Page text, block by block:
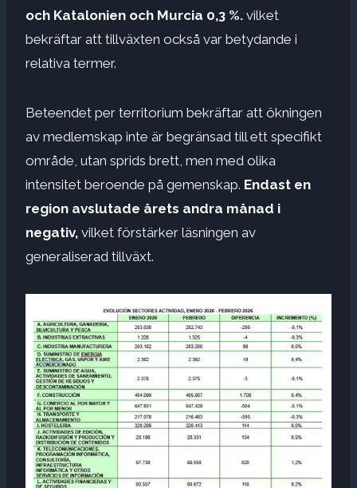
och Katalonien och Murcia 0,3 %. vilket
bekräftar att tillväxten också var betydande i
relativa termer.
Beteendet per territorium bekräftar att ökningen
av medlemskap inte är begränsad till ett specifikt
område, utan sprids brett, men med olika
intensitet beroende på gemenskap. Endast en
region avslutade årets andra månad i
negativ, vilket förstärker läsningen av
generaliserad tillväxt.